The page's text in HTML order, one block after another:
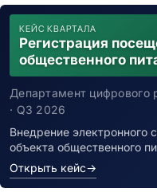
КЕЙС КВАРТАЛА
Регистрация
общественного
уведомления о
заболевшим новой
инфекцией
Департамент цифрового
· Q3 2026
Внедрение электронного
объекта общественного
Открыть кейс→